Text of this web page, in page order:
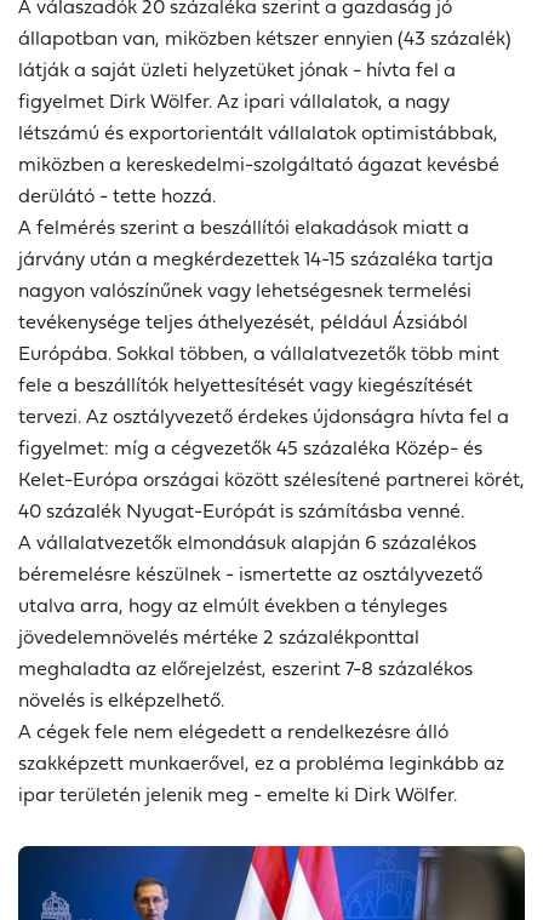
A válaszadók 20 százaléka szerint a gazdaság jó
állapotban van, miközben kétszer ennyien (43 százalék)
látják a saját üzleti helyzetüket jónak - hívta fel a
figyelmet Dirk Wölfer. Az ipari vállalatok, a nagy
létszámú és exportorientált vállalatok optimistábbak,
miközben a kereskedelmi-szolgáltató ágazat kevésbé
derülátó - tette hozzá.
A felmérés szerint a beszállítói elakadások miatt a
járvány után a megkérdezettek 14-15 százaléka tartja
nagyon valószínűnek vagy lehetségesnek termelési
tevékenysége teljes áthelyezését, például Ázsiából
Európába. Sokkal többen, a vállalatvezetők több mint
fele a beszállítók helyettesítését vagy kiegészítését
tervezi. Az osztályvezető érdekes újdonságra hívta fel a
figyelmet: míg a cégvezetők 45 százaléka Közép- és
Kelet-Európa országai között szélesítené partnerei körét,
40 százalék Nyugat-Európát is számításba venné.
A vállalatvezetők elmondásuk alapján 6 százalékos
béremelésre készülnek - ismertette az osztályvezető
utalva arra, hogy az elmúlt években a tényleges
jövedelemnövelés mértéke 2 százalékponttal
meghaladta az előrejelzést, eszerint 7-8 százalékos
növelés is elképzelhető.
A cégek fele nem elégedett a rendelkezésre álló
szakképzett munkaerővel, ez a probléma leginkább az
ipar területén jelenik meg - emelte ki Dirk Wölfer.